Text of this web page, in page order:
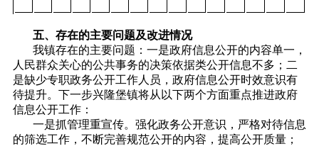
五、存在的主要问题及改进情况
我镇存在的主要问题：一是政府信息公开的内容单一，
人民群众关心的公共事务的决策依据类公开信息不多；二
是缺少专职政务公开工作人员，政府信息公开时效意识有
待提升。下一步兴隆堡镇将从以下两个方面重点推进政府
信息公开工作：
一是抓管理重宣传。强化政务公开意识，严格对待信息
的筛选工作，不断完善规范公开的内容，提高公开质量；